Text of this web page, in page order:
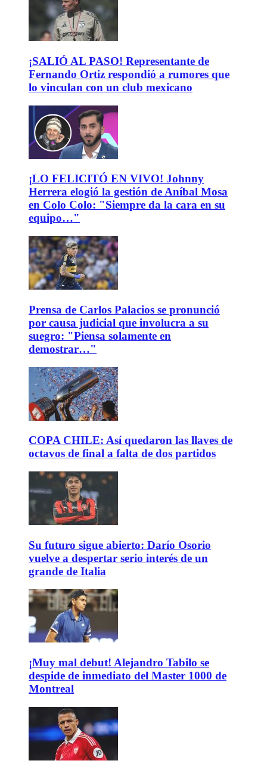
¡SALIÓ AL PASO! Representante de
Fernando Ortiz respondió a rumores que
lo vinculan con un club mexicano
¡LO FELICITÓ EN VIVO! Johnny
Herrera elogió la gestión de Aníbal Mosa
en Colo Colo: "Siempre da la cara en su
equipo…"
Prensa de Carlos Palacios se pronunció
por causa judicial que involucra a su
suegro: "Piensa solamente en
demostrar…"
COPA CHILE: Así quedaron las llaves de
octavos de final a falta de dos partidos
Su futuro sigue abierto: Darío Osorio
vuelve a despertar serio interés de un
grande de Italia
¡Muy mal debut! Alejandro Tabilo se
despide de inmediato del Master 1000 de
Montreal